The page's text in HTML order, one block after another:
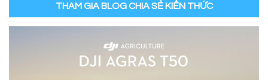
THAM GIA BLOG CHIA SẺ KIẾN THỨC